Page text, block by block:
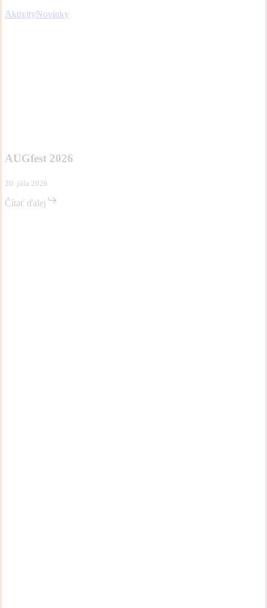
AktivityNovinky
AUGfest 2026
20. júla 2026
Čítať ďalej